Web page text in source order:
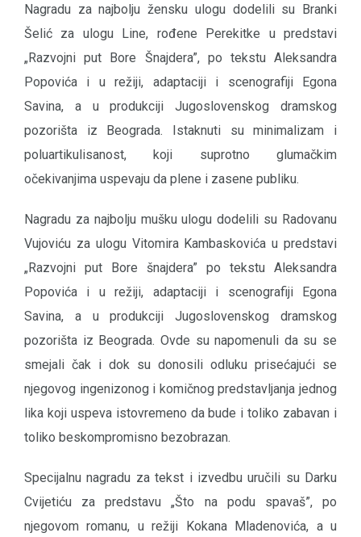
Nagradu za najbolju žensku ulogu dodelili su Branki
Šelić za ulogu Line, rođene Perekitke u predstavi
„Razvojni put Bore Šnajdera”, po tekstu Aleksandra
Popovića i u režiji, adaptaciji i scenografiji Egona
Savina, a u produkciji Jugoslovenskog dramskog
pozorišta iz Beograda. Istaknuti su minimalizam i
poluartikulisanost, koji suprotno glumačkim
očekivanjima uspevaju da plene i zasene publiku.
Nagradu za najbolju mušku ulogu dodelili su Radovanu
Vujoviću za ulogu Vitomira Kambaskovića u predstavi
„Razvojni put Bore šnajdera” po tekstu Aleksandra
Popovića i u režiji, adaptaciji i scenografiji Egona
Savina, a u produkciji Jugoslovenskog dramskog
pozorišta iz Beograda. Ovde su napomenuli da su se
smejali čak i dok su donosili odluku prisećajući se
njegovog ingenizonog i komičnog predstavljanja jednog
lika koji uspeva istovremeno da bude i toliko zabavan i
toliko beskompromisno bezobrazan.
Specijalnu nagradu za tekst i izvedbu uručili su Darku
Cvijetiću za predstavu „Što na podu spavaš”, po
njegovom romanu, u režiji Kokana Mladenovića, a u